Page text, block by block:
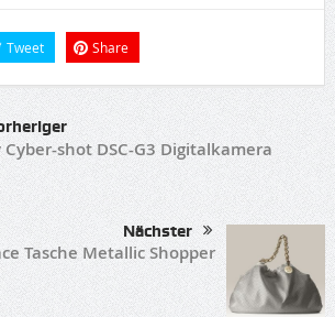
Tweet Share
Cyber-shot DSC-G3 Digitalkamera
Nächster
Tasche Metallic Shopper